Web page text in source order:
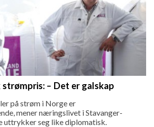
strømpris: – Det er galskap
på strøm i Norge er
mener næringslivet i Stavanger-
uttrykker seg like diplomatisk.